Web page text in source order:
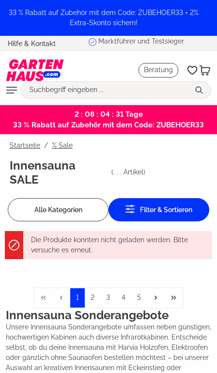
springen
33 % Rabatt auf Zubehör mit dem Code: ZUBEHOER33 + 2%
Extra-Skonto sichern!
Hilfe & Kontakt Marktführer und Testsieger
Beratung
2 : 08 : 04 : 31Tage
33 % Rabatt auf Zubehör mit dem Code: ZUBEHOER33
Startseite % Sale
Innensauna
SALE
(. . . Artikel)
Alle Kategorien Filter & Sortieren
Die Produkte konnten nicht geladen werden. Bitte
versuche es erneut.
1 2 3 4 5
Innensauna Sonderangebote
Unsere Innensauna Sonderangebote umfassen neben günstigen,
hochwertigen Kabinen auch diverse Infrarotkabinen. Entscheide
selbst, ob du deine Innensauna mit Harvia Holzofen, Elektroofen
oder gänzlich ohne Saunaofen bestellen möchtest – bei unserer
Auswahl an kreativen Innensaunen mit Eckeinstieg oder